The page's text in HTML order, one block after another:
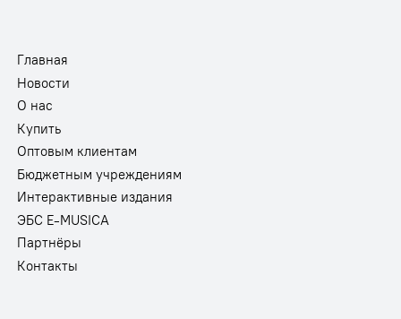
Главная
Новости
О нас
Купить
Оптовым клиентам
Бюджетным учреждениям
Интерактивные издания
ЭБС E-MUSICA
Партнёры
Контакты